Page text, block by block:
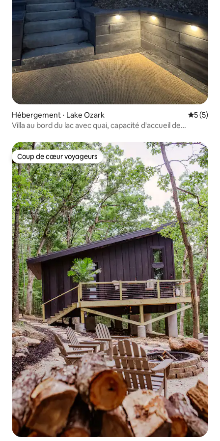
Hébergement ⋅ Lake Ozark
5 (5)
Villa au bord du lac avec quai, capacité d'accueil de
Coup de cœur voyageurs
Coup de cœur voyageurs